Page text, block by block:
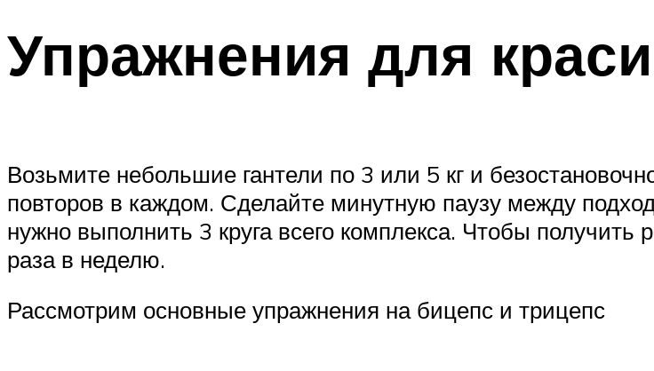
Упражнения для
Возьмите небольшие гантели по 3 или 5 кг и
повторов в каждом. Сделайте минутную паузу между
нужно выполнить 3 круга всего комплекса. Чтобы получить
раза в неделю.
Рассмотрим основные упражнения на бицепс и трицепс